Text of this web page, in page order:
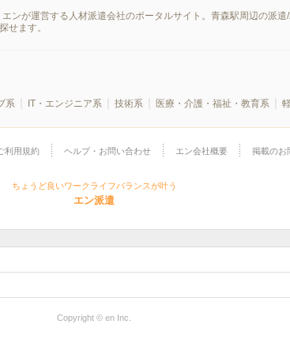
ンが運営する人材派遣会社のポータルサイト。青森駅周辺の派遣
せます。
系 IT・エンジニア系 技術系 医療・介護・福祉・教育系
利用規約 ヘルプ・お問い合わせ エン会社概要 掲載のお
ちょうど良いワークライフバランスが叶う
エン派遣
Copyright © en Inc.